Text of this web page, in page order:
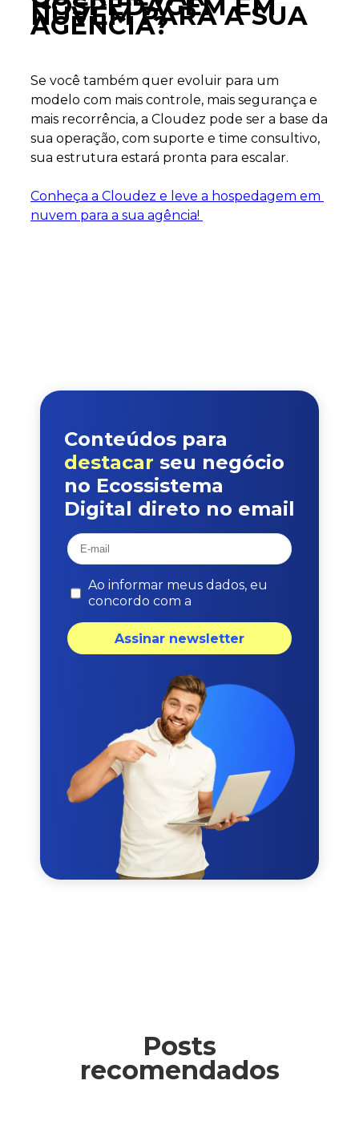
Conteúdos para
destacar seu negócio
no Ecossistema
Digital direto no email
Ao informar meus dados, eu
concordo com a
Assinar newsletter
Posts
recomendados